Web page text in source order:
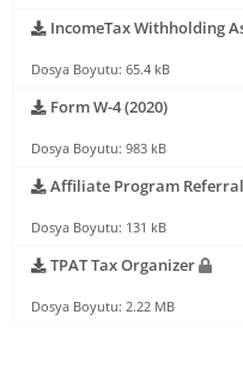
IncomeTax Withholding
Dosya Boyutu: 65.4 kB
Form W-4 (2020)
Dosya Boyutu: 983 kB
Affiliate Program
Dosya Boyutu: 131 kB
TPAT Tax Organizer
Dosya Boyutu: 2.22 MB